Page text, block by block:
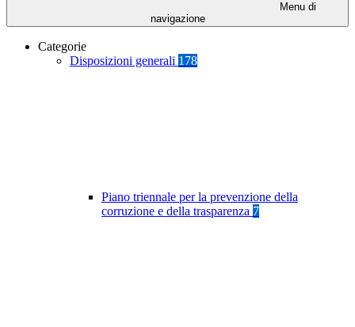
Menu di
navigazione
Categorie
Disposizioni generali 178
Piano triennale per la prevenzione della
corruzione e della trasparenza 7